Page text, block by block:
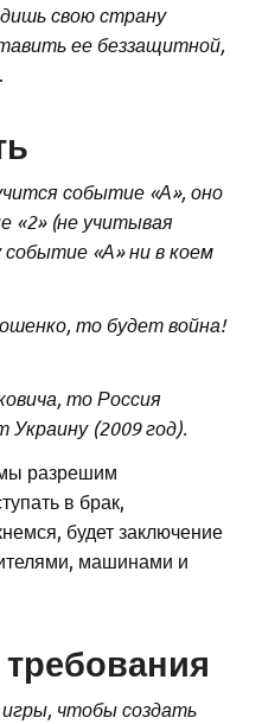
свою страну
ее беззащитной,
событие «А», оно
«2» (не учитывая
«А» ни в коем
то будет война!
то Россия
(2009 год).
мы разрешим
в брак,
будет заключение
машинами и
чтобы создать